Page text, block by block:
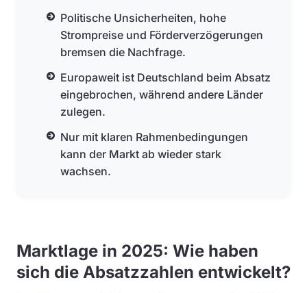
Politische Unsicherheiten, hohe
Strompreise und Förderverzögerungen
bremsen die Nachfrage.
Europaweit ist Deutschland beim Absatz
eingebrochen, während andere Länder
zulegen.
Nur mit klaren Rahmenbedingungen
kann der Markt ab wieder stark
wachsen.
Marktlage in 2025: Wie haben
sich die Absatzzahlen entwickelt?